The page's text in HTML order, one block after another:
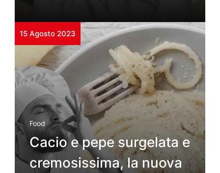
15 Agosto 2023
Food
Cacio e pepe surgelata e
cremosissima, la nuova